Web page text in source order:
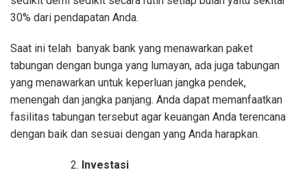
30% dari pendapatan Anda.
Saat ini telah banyak bank yang menawarkan paket
tabungan dengan bunga yang lumayan, ada juga tabungan
yang menawarkan untuk keperluan jangka pendek,
menengah dan jangka panjang. Anda dapat memanfaatkan
fasilitas tabungan tersebut agar keuangan Anda terencana
dengan baik dan sesuai dengan yang Anda harapkan.
Investasi